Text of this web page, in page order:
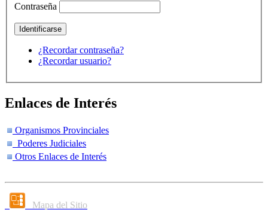
Contraseña
¿Recordar contraseña?
¿Recordar usuario?
Enlaces de Interés
Organismos Provinciales
Poderes Judiciales
Otros Enlaces de Interés
Mapa del Sitio